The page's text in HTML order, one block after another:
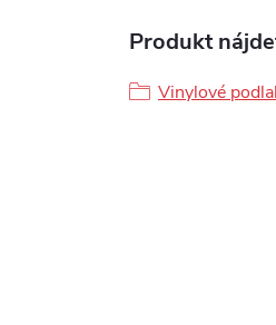
Produkt
Vinylové